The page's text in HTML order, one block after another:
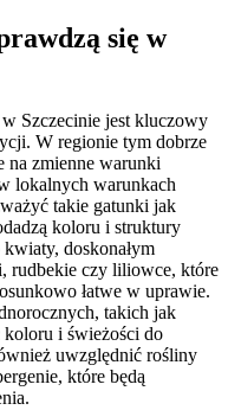
się w
Szczecinie jest kluczowy
W regionie tym dobrze
na zmienne warunki
lokalnych warunkach
takie gatunki jak
koloru i struktury
doskonałym
rudbekie czy liliowce, które
łatwe w uprawie.
takich jak
koloru i świeżości do
uwzględnić rośliny
które będą